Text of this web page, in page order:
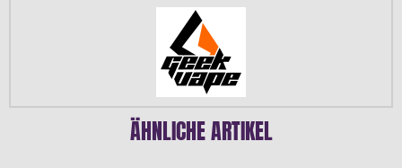
ÄHNLICHE ARTIKEL